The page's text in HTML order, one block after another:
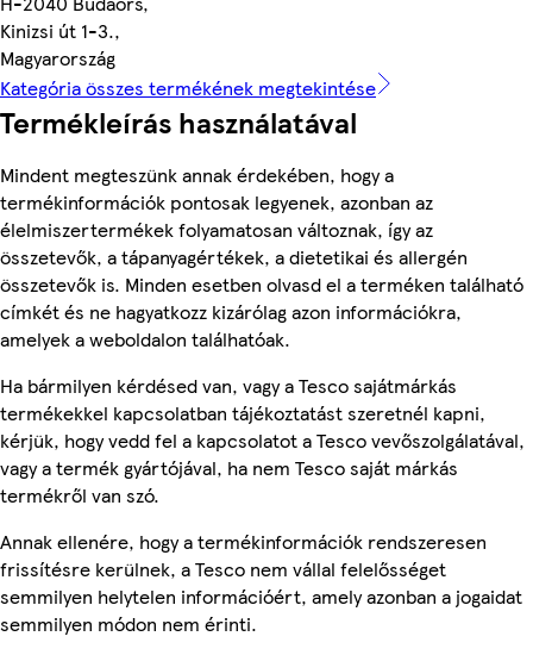
Kinizsi út 1-3.,
Magyarország
Kategória összes termékének megtekintése
Termékleírás használatával
Mindent megteszünk annak érdekében, hogy a
termékinformációk pontosak legyenek, azonban az
élelmiszertermékek folyamatosan változnak, így az
összetevők, a tápanyagértékek, a dietetikai és allergén
összetevők is. Minden esetben olvasd el a terméken található
címkét és ne hagyatkozz kizárólag azon információkra,
amelyek a weboldalon találhatóak.
Ha bármilyen kérdésed van, vagy a Tesco sajátmárkás
termékekkel kapcsolatban tájékoztatást szeretnél kapni,
kérjük, hogy vedd fel a kapcsolatot a Tesco vevőszolgálatával,
vagy a termék gyártójával, ha nem Tesco saját márkás
termékről van szó.
Annak ellenére, hogy a termékinformációk rendszeresen
frissítésre kerülnek, a Tesco nem vállal felelősséget
semmilyen helytelen információért, amely azonban a jogaidat
semmilyen módon nem érinti.